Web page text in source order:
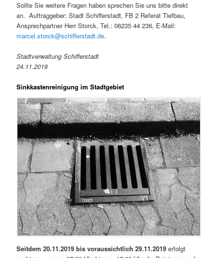
Sollte Sie weitere Fragen haben sprechen Sie uns bitte direkt
an. Auftraggeber: Stadt Schifferstadt, FB 2 Referat Tiefbau,
Ansprechpartner Herr Storck, Tel.: 06235 44 236, E-Mail:
marcel.storck@schifferstadt.de.
Stadtverwaltung Schifferstadt
24.11.2019
Sinkkastenreinigung im Stadtgebiet
Seitdem 20.11.2019 bis voraussichtlich 29.11.2019 erfolgt